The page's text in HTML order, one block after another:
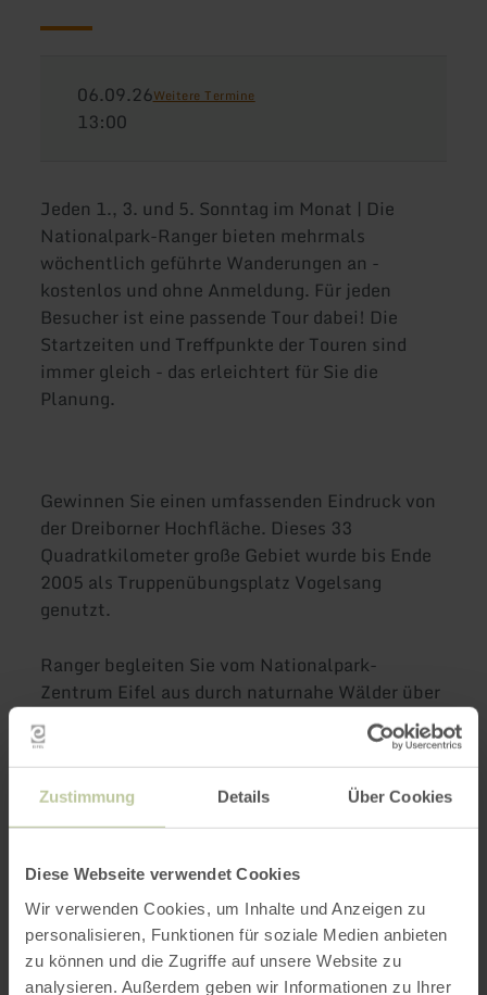
Zustimmung Details Über Cookies
Diese Webseite verwendet Cookies
Wir verwenden Cookies, um Inhalte und Anzeigen zu
personalisieren, Funktionen für soziale Medien anbieten
zu können und die Zugriffe auf unsere Website zu
analysieren. Außerdem geben wir Informationen zu Ihrer
06.09.26Weitere Termine
13:00
Jeden 1., 3. und 5. Sonntag im Monat | Die
Nationalpark-Ranger bieten mehrmals
wöchentlich geführte Wanderungen an -
kostenlos und ohne Anmeldung. Für jeden
Besucher ist eine passende Tour dabei! Die
Startzeiten und Treffpunkte der Touren sind
immer gleich - das erleichtert für Sie die
Planung.
Gewinnen Sie einen umfassenden Eindruck von
der Dreiborner Hochfläche. Dieses 33
Quadratkilometer große Gebiet wurde bis Ende
2005 als Truppenübungsplatz Vogelsang
genutzt.
Ranger begleiten Sie vom Nationalpark-
Zentrum Eifel aus durch naturnahe Wälder über
den Neffgesbach zur Wüstung Wollseifen. Die
Bewohner dieser ehemaligen Ortschaft mussten
1946 der militärischen Nutzung weichen. Durch
weite Wiesen geht es zurück. Die etwa 6,5
Kilometer lange Strecke mit einem steilen
Kinderwagen geeignet.
Auf der Hälfte der Strecke stehen
Sitzgelegenheiten für Sie bereit.